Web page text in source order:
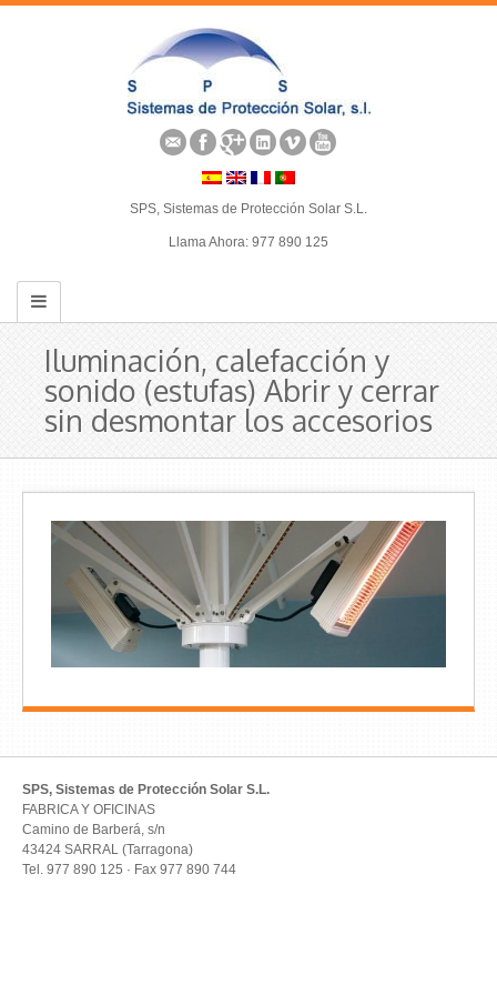
SPS, Sistemas de Protección Solar S.L.
Llama Ahora: 977 890 125
Iluminación, calefacción y
sonido (estufas) Abrir y cerrar
sin desmontar los accesorios
SPS, Sistemas de Protección Solar S.L.
FABRICA Y OFICINAS
Camino de Barberá, s/n
43424 SARRAL (Tarragona)
Tel. 977 890 125 · Fax 977 890 744